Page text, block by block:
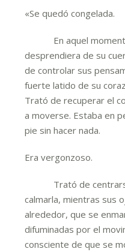
«Se quedó congelada.
En aquel momento
desprendiera de su
de controlar sus
fuerte latido de su
Trató de recuperar el
a moverse. Estaba en
pie sin hacer nada.
Era vergonzoso.
Trató de centrarse
calmarla, mientras sus
alrededor, que se
difuminadas por el
consciente de que se